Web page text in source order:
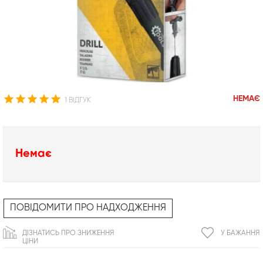
1 ВІДГУК НЕМАЄ
Немає
ПОВІДОМИТИ ПРО НАДХОДЖЕННЯ
У БАЖАННЯ
ДІЗНАТИСЬ ПРО ЗНИЖЕННЯ
ЦІНИ